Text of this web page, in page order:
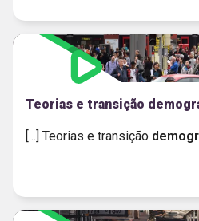
Teorias e transição
[...] Teorias e transição